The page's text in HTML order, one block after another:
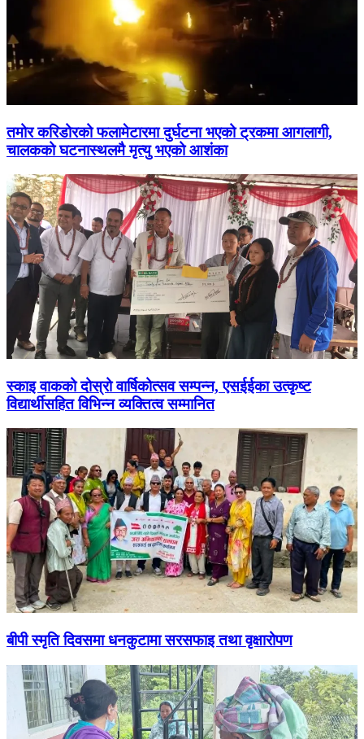
तमोर करिडोरको फलामेटारमा दुर्घटना भएको ट्रकमा आगलागी,
चालकको घटनास्थलमै मृत्यु भएको आशंका
स्काइ वाकको दोस्रो वार्षिकोत्सव सम्पन्न, एसईईका उत्कृष्ट
विद्यार्थीसहित विभिन्न व्यक्तित्व सम्मानित
बीपी स्मृति दिवसमा धनकुटामा सरसफाइ तथा वृक्षारोपण